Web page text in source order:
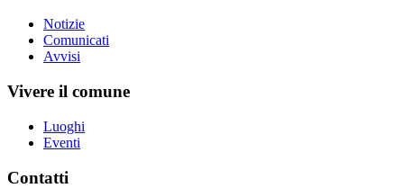
Notizie
Comunicati
Avvisi
Vivere il comune
Luoghi
Eventi
Contatti